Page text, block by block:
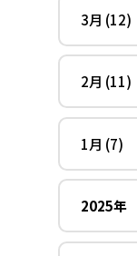
3月 (12)
2月 (11)
1月 (7)
2025年